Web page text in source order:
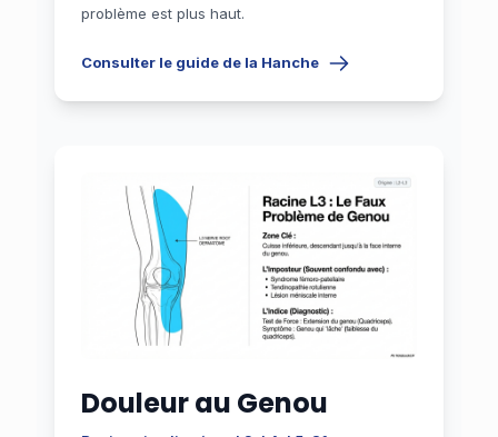
problème est plus haut.
Consulter le guide de la Hanche
Douleur au Genou